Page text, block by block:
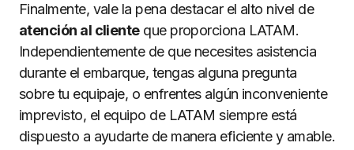
Finalmente, vale la pena destacar el alto nivel de
atención al clienteque proporciona LATAM.
Independientemente de que necesites asistencia
durante el embarque, tengas alguna pregunta
sobre tu equipaje, o enfrentes algún inconveniente
imprevisto, el equipo de LATAM siempre está
dispuesto a ayudarte de manera eficiente y amable.